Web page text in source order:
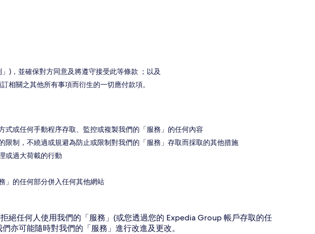
)，並確保對方同意及將遵守接受此等條款 ；以及
相關之其他所有事項而衍生的一切應付款項。
或任何手動程序存取、監控或複製我們的「服務」的任何內容
限制，不繞過或規避為防止或限制對我們的「服務」存取而採取的其他措施
或過大荷載的行動
」的任何部分併入任何其他網站
絕任何人使用我們的「服務」(或您透過您的 Expedia Group 帳戶存取的任
亦可能隨時對我們的「服務」進行改進及更改。